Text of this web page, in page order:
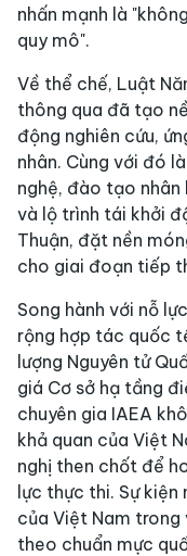
nhấn mạnh là
quy mô".
Về thể chế, Luật
thông qua đã tạo
động nghiên cứu,
nhân. Cùng với đó
nghệ, đào tạo nhân
và lộ trình tái khởi
Thuận, đặt nền
cho giai đoạn tiếp
Song hành với nỗ
rộng hợp tác quốc
lượng Nguyên tử
giá Cơ sở hạ tầng
chuyên gia IAEA
khả quan của Việt
nghị then chốt để
lực thực thi. Sự
của Việt Nam
theo chuẩn mực